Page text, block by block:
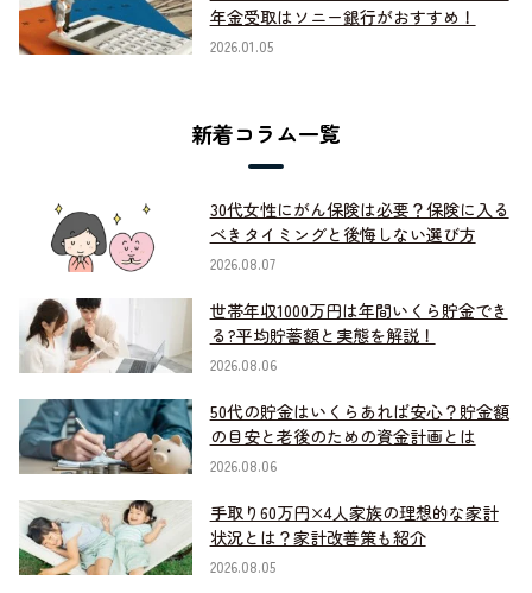
年金受取はソニー銀行がおすすめ！
2026.01.05
新着コラム一覧
30代女性にがん保険は必要？保険に入る
べきタイミングと後悔しない選び方
2026.08.07
世帯年収1000万円は年間いくら貯金でき
る?平均貯蓄額と実態を解説！
2026.08.06
50代の貯金はいくらあれば安心？貯金額
の目安と老後のための資金計画とは
2026.08.06
手取り60万円×4人家族の理想的な家計
状況とは？家計改善策も紹介
2026.08.05